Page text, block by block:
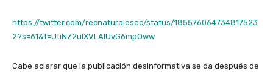
https://twitter.com/recnaturalesec/status/185576064734817523
2?s=61&t=UtiNZ2ulXVLAlUvG6mpOww
Cabe aclarar que la publicación desinformativa se da después de